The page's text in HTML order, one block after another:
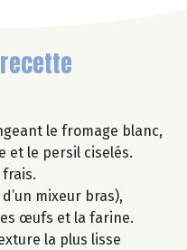
recette
le fromage blanc,
et le persil ciselés.
mixeur bras),
œufs et la farine.
la plus lisse